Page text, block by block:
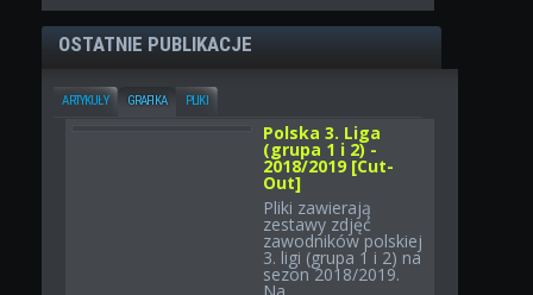
OSTATNIE PUBLIKACJE
ARTYKUŁY GRAFIKA PLIKI
Polska 3. Liga
(grupa 1 i 2) -
2018/2019 [Cut-
Out]
Pliki zawierają
zestawy zdjęć
zawodników polskiej
3. ligi (grupa 1 i 2) na
sezon 2018/2019.